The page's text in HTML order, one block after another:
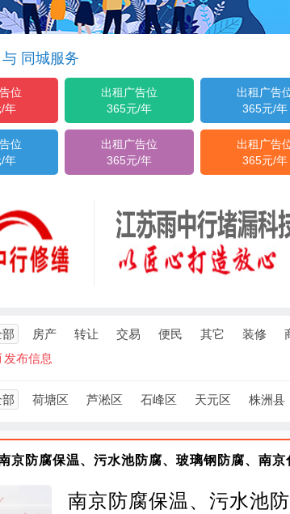
同城服务
位
年
出租广告位
365元/年
出租广告
365元/年
位
年
出租广告位
365元/年
出租广告
365元/年
房产 转让 交易 便民 其它 装修
发布信息
荷塘区 芦淞区 石峰区 天元区 株洲县
京防腐保温、污水池防腐、玻璃钢防腐、南
南京防腐保温、污水池